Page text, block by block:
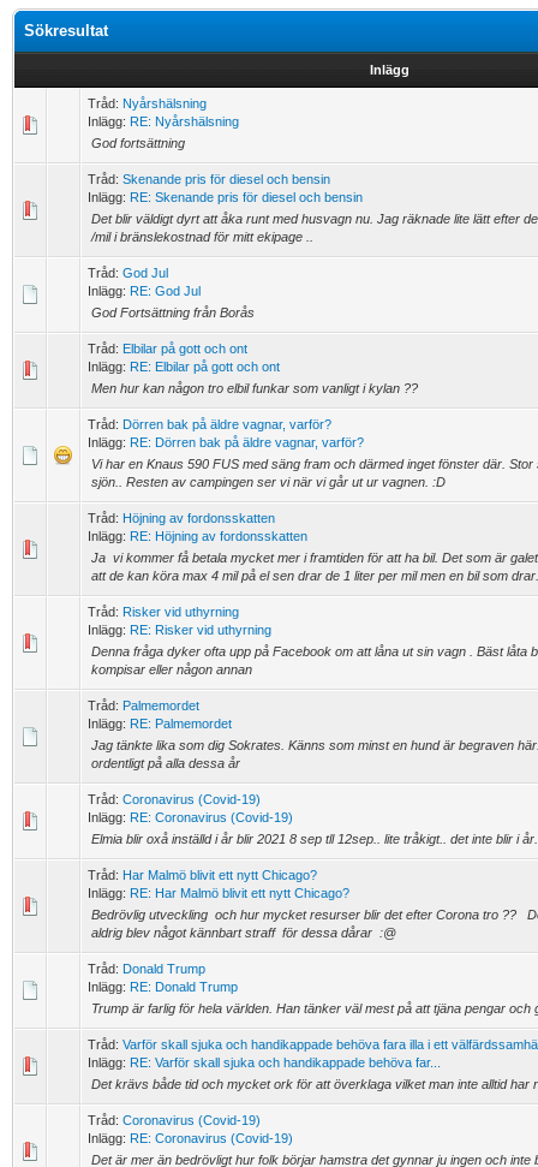
Sökresultat
Inlägg
Tråd: Nyårshälsning
Inlägg: RE: Nyårshälsning
God fortsättning
Tråd: Skenande pris för diesel och bensin
Inlägg: RE: Skenande pris för diesel och bensin
Det blir väldigt dyrt att åka runt med husvagn nu. Jag räknade lite lätt efter
/mil i bränslekostnad för mitt ekipage ..
Tråd: God Jul
Inlägg: RE: God Jul
God Fortsättning från Borås
Tråd: Elbilar på gott och ont
Inlägg: RE: Elbilar på gott och ont
Men hur kan någon tro elbil funkar som vanligt i kylan ??
Tråd: Dörren bak på äldre vagnar, varför?
Inlägg: RE: Dörren bak på äldre vagnar, varför?
Vi har en Knaus 590 FUS med säng fram och därmed inget fönster där.
sjön.. Resten av campingen ser vi när vi går ut ur vagnen. :D
Tråd: Höjning av fordonsskatten
Inlägg: RE: Höjning av fordonsskatten
Ja vi kommer få betala mycket mer i framtiden för att ha bil. Det som är
att de kan köra max 4 mil på el sen drar de 1 liter per mil men en bil som
Tråd: Risker vid uthyrning
Inlägg: RE: Risker vid uthyrning
Denna fråga dyker ofta upp på Facebook om att låna ut sin vagn . Bäst låta
kompisar eller någon annan
Tråd: Palmemordet
Inlägg: RE: Palmemordet
Jag tänkte lika som dig Sokrates. Känns som minst en hund är begraven
ordentligt på alla dessa år
Tråd: Coronavirus (Covid-19)
Inlägg: RE: Coronavirus (Covid-19)
Elmia blir oxå inställd i år blir 2021 8 sep tll 12sep.. lite tråkigt.. det inte blir i
Tråd: Har Malmö blivit ett nytt Chicago?
Inlägg: RE: Har Malmö blivit ett nytt Chicago?
Bedrövlig utveckling och hur mycket resurser blir det efter Corona tro ??
aldrig blev något kännbart straff för dessa dårar :@
Tråd: Donald Trump
Inlägg: RE: Donald Trump
Trump är farlig för hela världen. Han tänker väl mest på att tjäna pengar och
Tråd: Varför skall sjuka och handikappade behöva fara illa i ett
Inlägg: RE: Varför skall sjuka och handikappade behöva far...
Det krävs både tid och mycket ork för att överklaga vilket man inte alltid har
Tråd: Coronavirus (Covid-19)
Inlägg: RE: Coronavirus (Covid-19)
Det är mer än bedrövligt hur folk börjar hamstra det gynnar ju ingen och inte